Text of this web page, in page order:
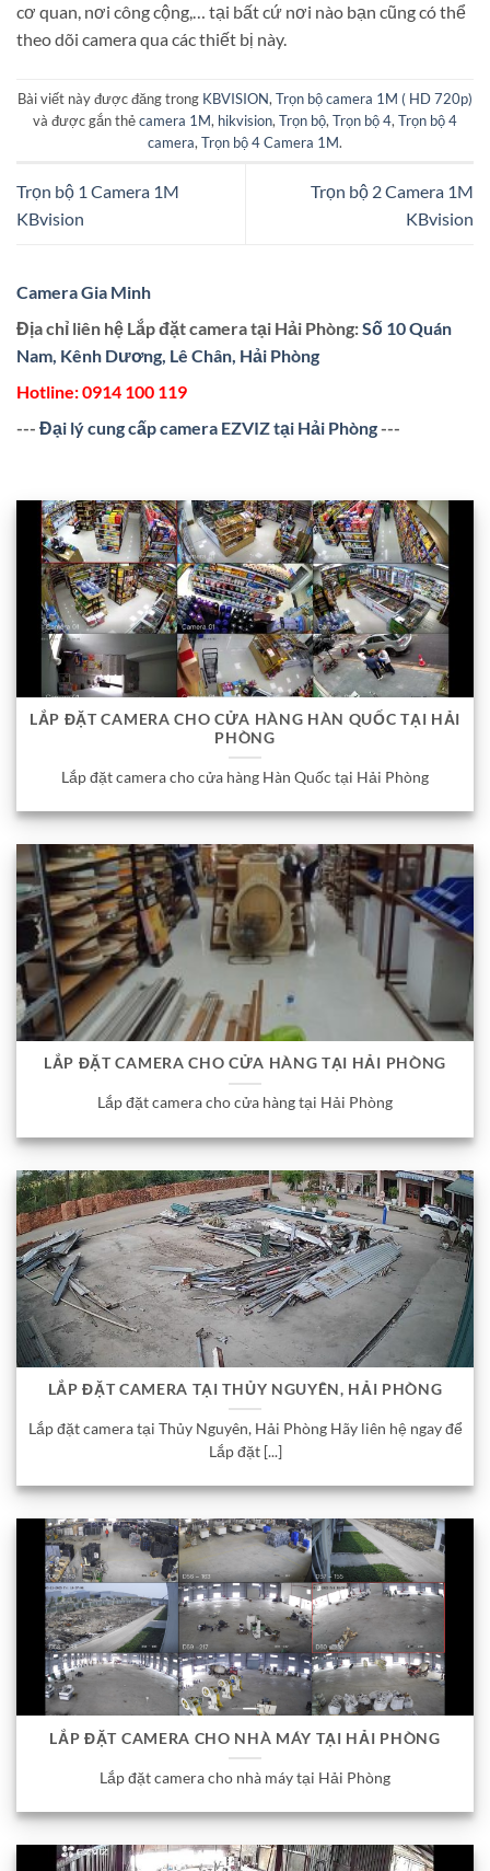
cơ quan, nơi công cộng,… tại bất cứ nơi nào bạn cũng có thể
theo dõi camera qua các thiết bị này.
Bài viết này được đăng trong KBVISION, Trọn bộ camera 1M ( HD 720p)
và được gắn thẻcamera 1M, hikvision, Trọn bộ, Trọn bộ 4, Trọn bộ 4
camera, Trọn bộ 4 Camera 1M.
Trọn bộ 1 Camera 1M
KBvision
Trọn bộ 2 Camera 1M
KBvision
Camera Gia Minh
Địa chỉ liên hệ Lắp đặt camera tại Hải Phòng:Số 10 Quán
Nam, Kênh Dương, Lê Chân, Hải Phòng
Hotline:0914 100 119
--- Đại lý cung cấp camera EZVIZ tại Hải Phòng---
LẮP ĐẶT CAMERA CHO CỬA HÀNG HÀN QUỐC TẠI HẢI
PHÒNG
Lắp đặt camera cho cửa hàng Hàn Quốc tại Hải Phòng
LẮP ĐẶT CAMERA CHO CỬA HÀNG TẠI HẢI PHÒNG
Lắp đặt camera cho cửa hàng tại Hải Phòng
LẮP ĐẶT CAMERA TẠI THỦY NGUYÊN, HẢI PHÒNG
Lắp đặt camera tại Thủy Nguyên, Hải Phòng Hãy liên hệ ngay để
Lắp đặt [...]
LẮP ĐẶT CAMERA CHO NHÀ MÁY TẠI HẢI PHÒNG
Lắp đặt camera cho nhà máy tại Hải Phòng